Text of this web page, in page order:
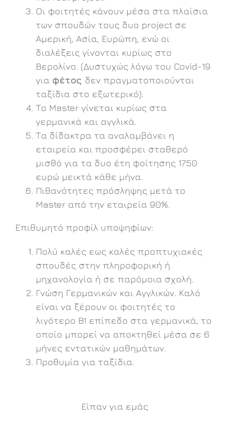
Οι φοιτητές κάνουν μέσα στα πλαίσια
των σπουδών τους δυο project σε
Αμερική, Ασία, Ευρώπη, ενώ οι
διαλέξεις γίνονται κυρίως στο
Βερολίνο. (Δυστυχώς λόγω του Covid-19
για φέτος δεν πραγματοποιούνται
ταξίδια στο εξωτερικό).
Το Master γίνεται κυρίως στα
γερμανικά και αγγλικά.
Tα δίδακτρα τα αναλαμβάνει η
εταιρεία και προσφέρει σταθερό
μισθό για τα δυο έτη φοίτησης 1750
ευρώ μεικτά κάθε μήνα.
Πιθανότητες πρόσληψης μετά το
Master από την εταιρεία 90%.
Επιθυμητό προφίλ υποψηφίων:
Πολύ καλές εως καλές προπτυχιακές
σπουδές στην πληροφορική ή
μηχανολογία ή σε παρόμοια σχολή.
Γνώση Γερμανικών και Αγγλικών. Καλό
είναι να ξέρουν οι φοιτητές το
λιγότερο B1 επίπεδο στα γερμανικά, το
οποίο μπορεί να αποκτηθεί μέσα σε 6
μήνες εντατικών μαθημάτων.
Προθυμία για ταξίδια.
Είπαν για εμάς